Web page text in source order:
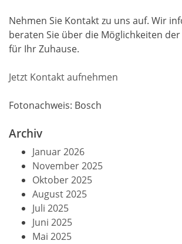
Nehmen Sie Kontakt zu uns auf. Wir
beraten Sie über die Möglichkeiten
für Ihr Zuhause.
Jetzt Kontakt aufnehmen
Fotonachweis: Bosch
Archiv
Januar 2026
November 2025
Oktober 2025
August 2025
Juli 2025
Juni 2025
Mai 2025